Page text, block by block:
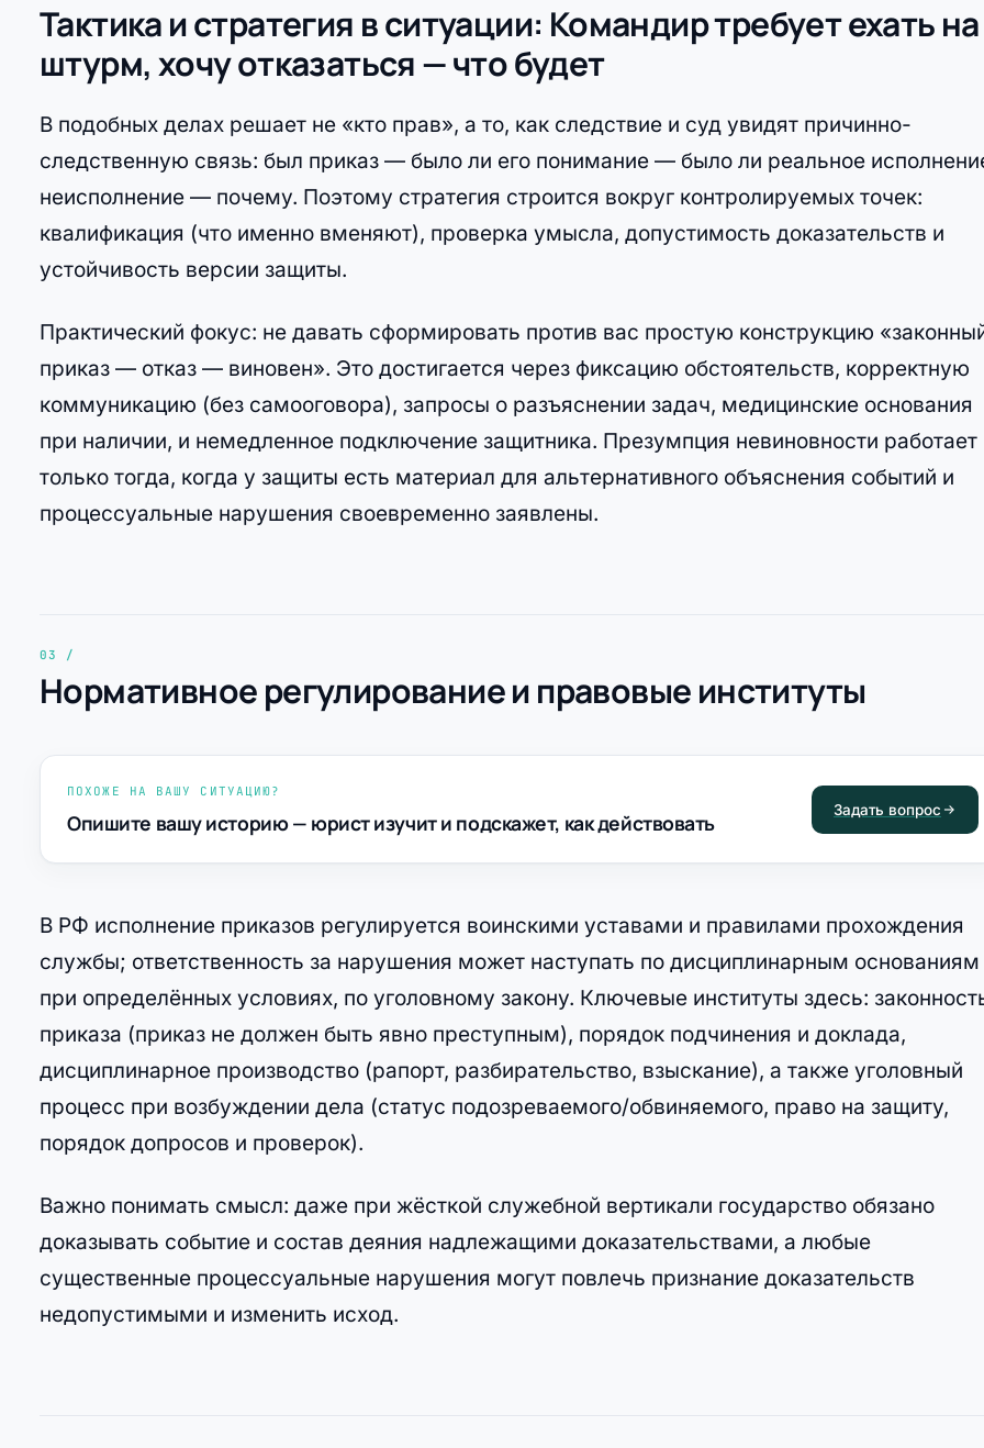
Тактика и стратегия в ситуации: Командир требует ехать на
штурм, хочу отказаться — что будет
В подобных делах решает не «кто прав», а то, как следствие и суд увидят причинно-
следственную связь: был приказ — было ли его понимание — было ли реальное
неисполнение — почему. Поэтому стратегия строится вокруг контролируемых точек:
квалификация (что именно вменяют), проверка умысла, допустимость доказательств и
устойчивость версии защиты.
Практический фокус: не давать сформировать против вас простую конструкцию
приказ — отказ — виновен». Это достигается через фиксацию обстоятельств, корректную
коммуникацию (без самооговора), запросы о разъяснении задач, медицинские основания
при наличии, и немедленное подключение защитника. Презумпция невиновности работает
только тогда, когда у защиты есть материал для альтернативного объяснения событий и
процессуальные нарушения своевременно заявлены.
Нормативное регулирование и правовые институты
ПОХОЖЕ НА ВАШУ СИТУАЦИЮ?
Опишите вашу историю — юрист изучит и подскажет, как действовать
Задать вопрос
В РФ исполнение приказов регулируется воинскими уставами и правилами прохождения
службы; ответственность за нарушения может наступать по дисциплинарным основаниям
при определённых условиях, по уголовному закону. Ключевые институты здесь:
приказа (приказ не должен быть явно преступным), порядок подчинения и доклада,
дисциплинарное производство (рапорт, разбирательство, взыскание), а также уголовный
процесс при возбуждении дела (статус подозреваемого/обвиняемого, право на защиту,
порядок допросов и проверок).
Важно понимать смысл: даже при жёсткой служебной вертикали государство обязано
доказывать событие и состав деяния надлежащими доказательствами, а любые
существенные процессуальные нарушения могут повлечь признание доказательств
недопустимыми и изменить исход.